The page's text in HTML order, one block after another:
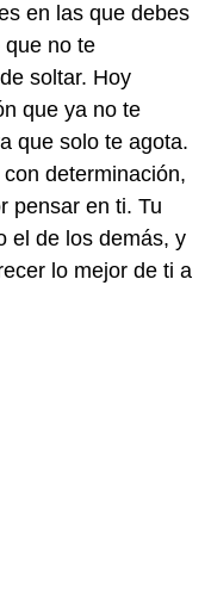
en las que debes
que no te
soltar. Hoy
que ya no te
que solo te agota.
determinación,
pensar en ti. Tu
el de los demás, y
lo mejor de ti a